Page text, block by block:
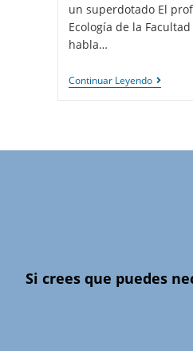
un superdotado El
Ecología de la
habla…
Continuar Leyendo
Si crees que puedes